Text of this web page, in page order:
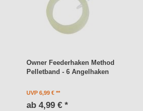
Owner Feederhaken Method
Pelletband - 6 Angelhaken
UVP 6,99 €
ab 4,99 € *